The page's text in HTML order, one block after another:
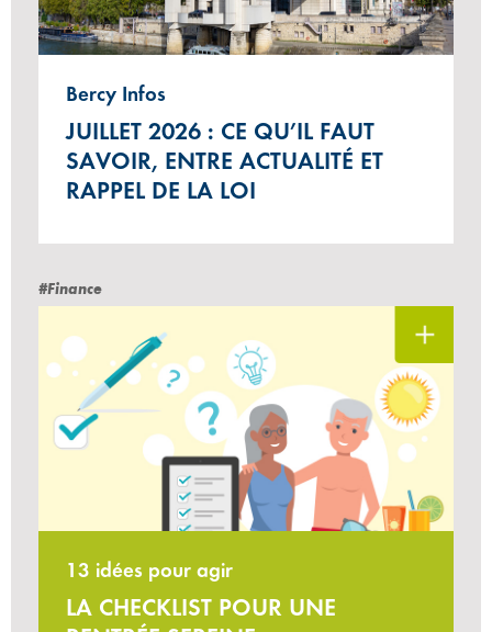
Bercy Infos
JUILLET 2026 : CE QU’IL FAUT
SAVOIR, ENTRE ACTUALITÉ ET
RAPPEL DE LA LOI
#Finance
13 idées pour agir
LA CHECKLIST POUR UNE